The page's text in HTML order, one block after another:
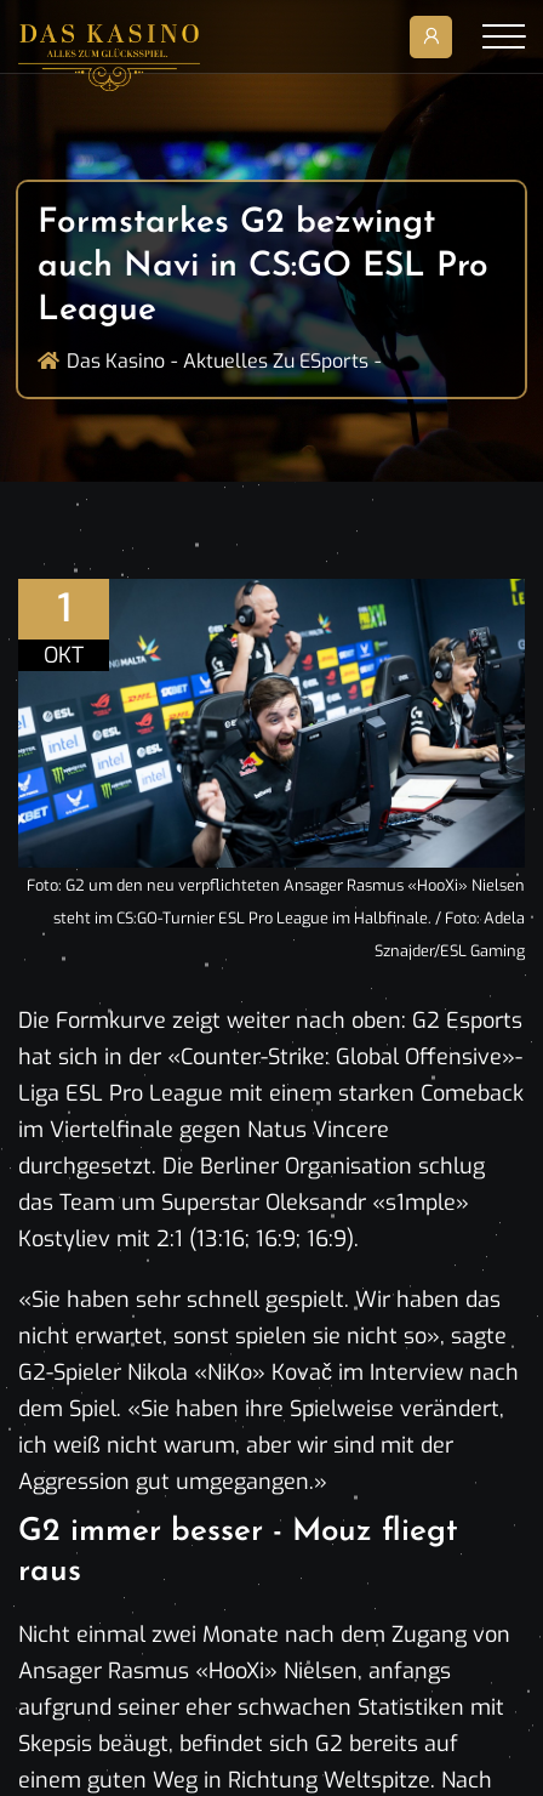
Formstarkes G2 bezwingt
auch Navi in CS:GO ESL Pro
League
Das Kasino Aktuelles Zu ESports
1
OKT
Foto: G2 um den neu verpflichteten Ansager Rasmus «HooXi» Nielsen
steht im CS:GO-Turnier ESL Pro League im Halbfinale. / Foto: Adela
Sznajder/ESL Gaming
Die Formkurve zeigt weiter nach oben: G2 Esports
hat sich in der «Counter-Strike: Global Offensive»-
Liga ESL Pro League mit einem starken Comeback
im Viertelfinale gegen Natus Vincere
durchgesetzt. Die Berliner Organisation schlug
das Team um Superstar Oleksandr «s1mple»
Kostyliev mit 2:1 (13:16; 16:9; 16:9).
«Sie haben sehr schnell gespielt. Wir haben das
nicht erwartet, sonst spielen sie nicht so», sagte
G2-Spieler Nikola «NiKo» Kovač im Interview nach
dem Spiel. «Sie haben ihre Spielweise verändert,
ich weiß nicht warum, aber wir sind mit der
Aggression gut umgegangen.»
G2 immer besser - Mouz fliegt
raus
Nicht einmal zwei Monate nach dem Zugang von
Ansager Rasmus «HooXi» Nielsen, anfangs
aufgrund seiner eher schwachen Statistiken mit
Skepsis beäugt, befindet sich G2 bereits auf
einem guten Weg in Richtung Weltspitze. Nach